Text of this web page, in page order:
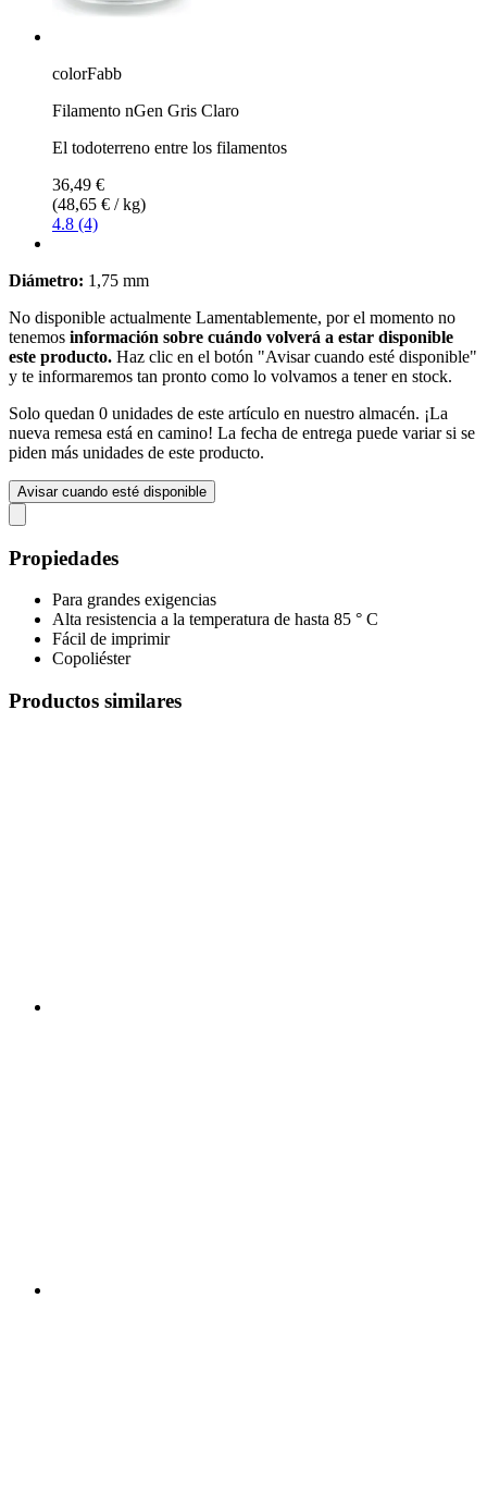
colorFabb
Filamento nGen Gris Claro
El todoterreno entre los filamentos
36,49 €
(48,65 € / kg)
4.8 (4)
Diámetro: 1,75 mm
No disponible actualmente Lamentablemente, por el momento no
tenemos información sobre cuándo volverá a estar disponible
este producto. Haz clic en el botón "Avisar cuando esté disponible"
y te informaremos tan pronto como lo volvamos a tener en stock.
Solo quedan 0 unidades de este artículo en nuestro almacén. ¡La
nueva remesa está en camino! La fecha de entrega puede variar si se
piden más unidades de este producto.
Avisar cuando esté disponible
Propiedades
Para grandes exigencias
Alta resistencia a la temperatura de hasta 85 ° C
Fácil de imprimir
Copoliéster
Productos similares